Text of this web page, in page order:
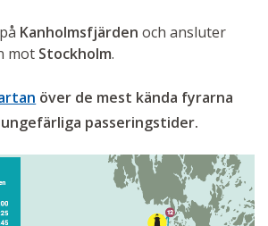
Kanholmsfjärden och ansluter
mot Stockholm.
över de mest kända fyrarna
passeringstider.